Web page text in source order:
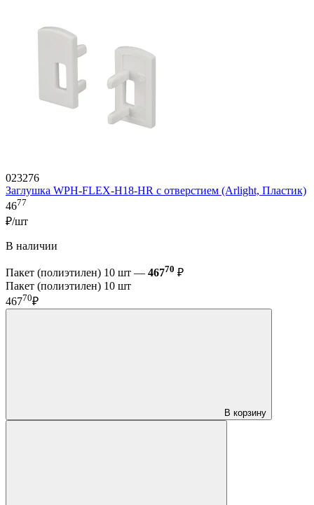
023276
Заглушка WPH-FLEX-H18-HR с отверстием (Arlight, Пластик)
4677
₽/шт
В наличии
Пакет (полиэтилен) 10 шт — 46770 ₽
Пакет (полиэтилен) 10 шт
46770₽
В корзину